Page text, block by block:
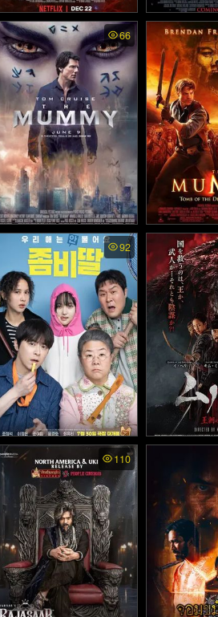
BRIGHT พากย์ไทย - ไบรท์
(2017)
Red Riding
ย - สาวหม
66
The Mummy พากย์ไทย - เ
ดอะ มัมมี่ (2017)
The
he Dragon
ไทย - เดอะ
พรรดิมังกร
92
My Daughter Is a Zombie
- ลูกสาวผมเป็นซอมบี้ (202
5)
Monstrum -
110